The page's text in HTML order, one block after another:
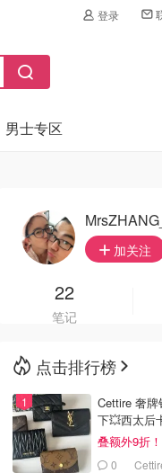
登录
男士专区
加关注
22
笔记
点击排行榜
Cettire 奢
下💥西太后
叠额外9折
0